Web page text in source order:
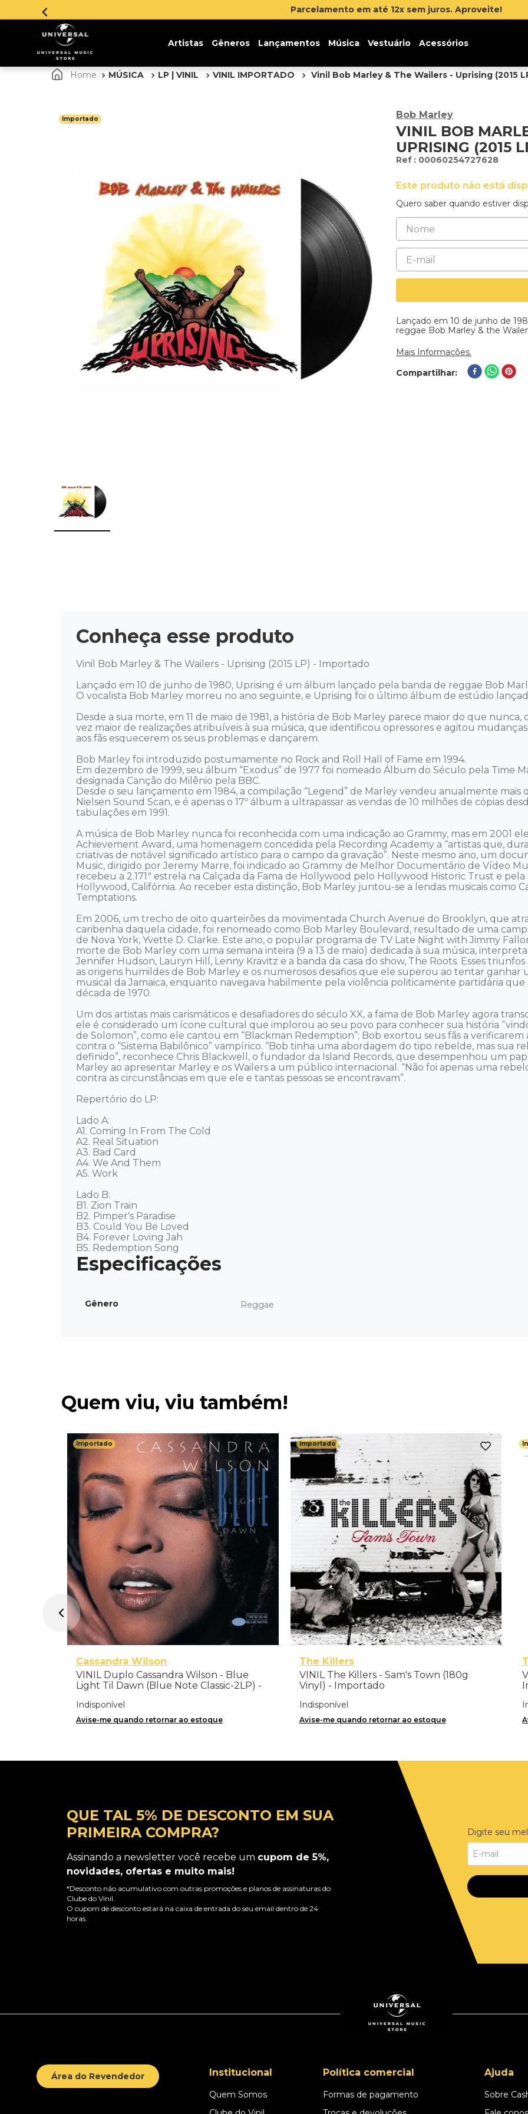
Inscreva-se na newsletter e ganhe 5% de desconto
Artistas Gêneros Lançamentos Música Vestuário Acessórios
MÚSICA LP | VINIL VINIL IMPORTADO Vinil Bob Marley & The Wailers - Uprising (2015
Importado Bob Marley
VINIL BOB
UPRISING (2015
: 00060254727628
Este produto não está
Quero saber quando estiver
Lançado em 10 de junho de
reggae Bob Marley & the
Mais Informações.
Compartilhar
Conheça esse produto
Vinil Bob Marley & The Wailers - Uprising (2015 LP) - Importado
Lançado em 10 de junho de 1980, Uprising é um álbum lançado pela banda de reggae Bob
O vocalista Bob Marley morreu no ano seguinte, e Uprising foi o último álbum de estúdio
Desde a sua morte, em 11 de maio de 1981, a história de Bob Marley parece maior do que
vez maior de realizações atribuíveis à sua música, que identificou opressores e agitou
aos fãs esquecerem os seus problemas e dançarem.
Bob Marley foi introduzido postumamente no Rock and Roll Hall of Fame em 1994.
Em dezembro de 1999, seu álbum “Exodus” de 1977 foi nomeado Álbum do Século pela Time
designada Canção do Milênio pela BBC.
Desde o seu lançamento em 1984, a compilação “Legend” de Marley vendeu anualmente mais
Nielsen Sound Scan, e é apenas o 17º álbum a ultrapassar as vendas de 10 milhões de cópias
tabulações em 1991.
A música de Bob Marley nunca foi reconhecida com uma indicação ao Grammy, mas em 2001
Achievement Award, uma homenagem concedida pela Recording Academy a “artistas que,
criativas de notável significado artístico para o campo da gravação”. Neste mesmo ano, um
Music, dirigido por Jeremy Marre, foi indicado ao Grammy de Melhor Documentário de Vídeo
recebeu a 2.171ª estrela na Calçada da Fama de Hollywood pelo Hollywood Historic Trust e
Hollywood, Califórnia. Ao receber esta distinção, Bob Marley juntou-se a lendas musicais como
Temptations.
Em 2006, um trecho de oito quarteirões da movimentada Church Avenue do Brooklyn, que
caribenha daquela cidade, foi renomeado como Bob Marley Boulevard, resultado de uma
de Nova York, Yvette D. Clarke. Este ano, o popular programa de TV Late Night with Jimmy
morte de Bob Marley com uma semana inteira (9 a 13 de maio) dedicada à sua música,
Jennifer Hudson, Lauryn Hill, Lenny Kravitz e a banda da casa do show, The Roots. Esses
as origens humildes de Bob Marley e os numerosos desafios que ele superou ao tentar ganhar
musical da Jamaica, enquanto navegava habilmente pela violência politicamente partidária
década de 1970.
Um dos artistas mais carismáticos e desafiadores do século XX, a fama de Bob Marley agora
ele é considerado um ícone cultural que implorou ao seu povo para conhecer sua história
de Solomon”, como ele cantou em “Blackman Redemption”; Bob exortou seus fãs a verificarem
contra o “Sistema Babilônico” vampírico. “Bob tinha uma abordagem do tipo rebelde, mas sua
definido”, reconhece Chris Blackwell, o fundador da Island Records, que desempenhou um
Marley ao apresentar Marley e os Wailers a um público internacional. “Não foi apenas uma
contra as circunstâncias em que ele e tantas pessoas se encontravam”.
Repertório do LP:
Lado A:
A1. Coming In From The Cold
A2. Real Situation
A3. Bad Card
A4. We And Them
A5. Work
Lado B:
B1. Zion Train
B2. Pimper's Paradise
B3. Could You Be Loved
B4. Forever Loving Jah
B5. Redemption Song
Gênero Reggae
Quem viu, viu também!
Importado
Cassandra Wilson
VINIL Duplo Cassandra Wilson - Blue
Light Til Dawn (Blue Note Classic-2LP) -
Indisponível
Avise-me quando retornar ao estoque
Importado
The Killers
VINIL The Killers - Sam's Town (180g
Vinyl) - Importado
Indisponível
Avise-me quando retornar ao estoque
QUE TAL 5% DE DESCONTO EM SUA
PRIMEIRA COMPRA?
Assinando a newsletter você recebe um cupom de 5%,
novidades, ofertas e muito mais!
*Desconto não acumulativo com outras promoções e planos de assinaturas do
Clube do Vinil.
O cupom de desconto estará na caixa de entrada do seu email dentro de 24
horas.
Digite seu
Área do Revendedor Institucional
Quem Somos
Política comercial
Formas de pagamento
Ajuda
Sobre